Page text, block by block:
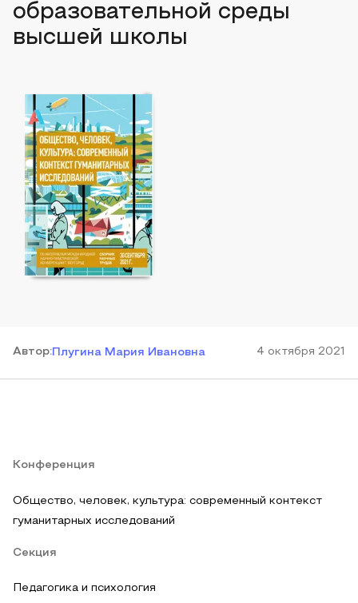
образовательной среды
высшей школы
Автор:Плугина Мария Ивановна 4 октября 2021
Конференция
Общество, человек, культура: современный контекст
гуманитарных исследований
Секция
Педагогика и психология